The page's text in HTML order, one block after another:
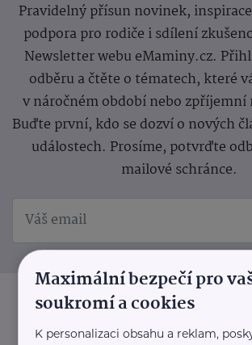
Pravidelný přísun novinek,
podpora pro rodiče i sdílení
Newsletter webu eMaminy.cz.
odběru a čtěte o tématech, které
v náročném období nebo
Buďte první, kdo se dozví o nových
událostech. Prosíme, potvrďte
mailové schránce.
Maximální bezpečí pro
soukromí a cookies
K personalizaci obsahu a reklam,